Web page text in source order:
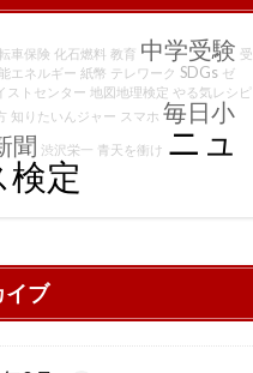
車保険 化石燃料 教育 中学受験 受
エネルギー 紙幣 テレワーク SDGs ゼ
ストセンター 地図地理検定 やる気レシピ
知りたいんジャー スマホ 毎日小
聞 渋沢栄一 青天を衝け ニュ
検定
イブ